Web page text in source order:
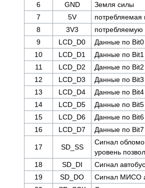
6
GND
Земля силы
7
5V
потребляемая
8
3V3
потребляемую
9
LCD_D0
Данные по
10
LCD_D1
Данные по
11
LCD_D2
Данные по
12
LCD_D3
Данные по
13
LCD_D4
Данные по
14
LCD_D5
Данные по
15
LCD_D6
Данные по
16
LCD_D7 Данные по
17 SD_SS
Сигнал
уровень
18
SD_DI
Сигнал
19
SD_DO
Сигнал МИСО